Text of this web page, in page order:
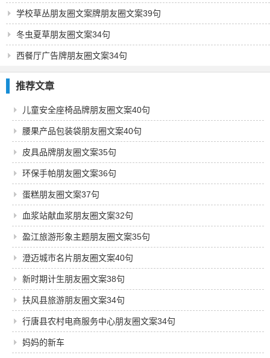
学校草丛朋友圈文案牌朋友圈文案39句
冬虫夏草朋友圈文案34句
西餐厅广告牌朋友圈文案34句
推荐文章
儿童安全座椅品牌朋友圈文案40句
腰果产品包装袋朋友圈文案40句
皮具品牌朋友圈文案35句
环保手帕朋友圈文案36句
蛋糕朋友圈文案37句
血浆站献血浆朋友圈文案32句
盈江旅游形象主题朋友圈文案35句
澄迈城市名片朋友圈文案40句
新时期计生朋友圈文案38句
扶风县旅游朋友圈文案34句
行唐县农村电商服务中心朋友圈文案34句
妈妈的新车